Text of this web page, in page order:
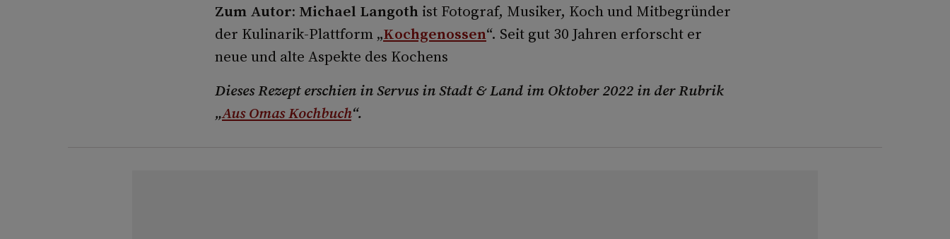
Zum Autor: Michael Langoth ist Fotograf, Musiker, Koch und Mitbegründer
der Kulinarik-Plattform „Kochgenossen“. Seit gut 30 Jahren erforscht er
neue und alte Aspekte des Kochens
Dieses Rezept erschien in Servus in Stadt & Land im Oktober 2022 in der Rubrik
„Aus Omas Kochbuch“.